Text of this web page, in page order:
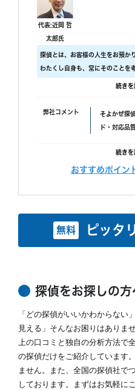
です。
調査中の印象
尾行が旦那の会社スタートの
たようで、必死に探してくれ
対応については本当に調査員
調査後の印象
報告書はすぐに届けていただ
と思われます。)おそらく、
のかなと思います。
代表:近岡 哲
太郎氏
探偵とは、お客様の人生をお預か
わたくし自身も、常にそのこと
す。
・ 厳選した優秀な調査スタッフ
また、お客様ひとりひとりに合っ
す。
その結果、98% (2023年度) とい
続きを
弊社コメント そよかぜ探
ド・対応品
で、完全成
んなの名探
方におすす
続きを
調査で使用
平均の約6倍
(他社２～３
続きを
カウンセリング 「明朗会計
間延長以外
依頼者様に
イドで提案し
おすすめポイン
無料 ピッタ
探偵をお探しの方
「どの探偵がいいかわからない
見える」そんなお困りはありま
上の口コミと独自の分析方法で
の探偵だけをご紹介しています
ません。また、全国の探偵社で
しております。まずはお気軽に